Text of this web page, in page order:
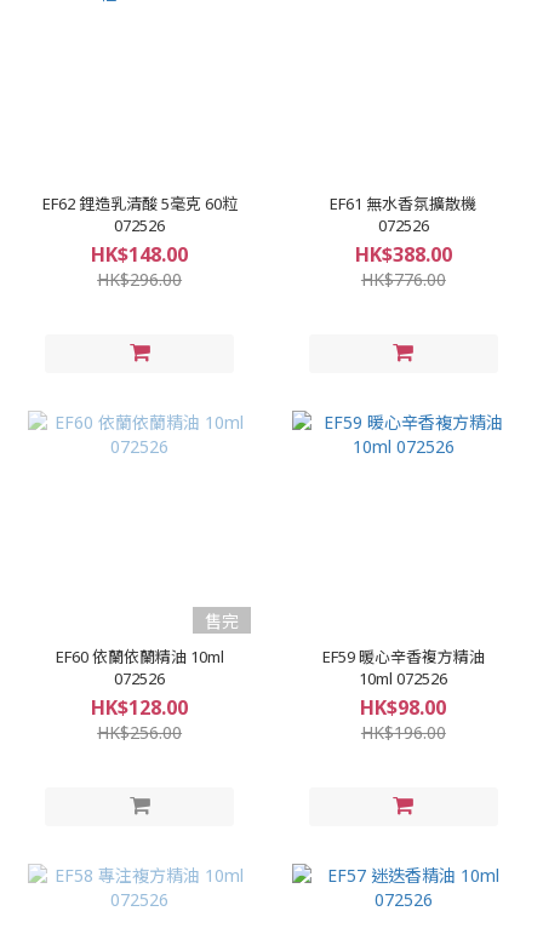
EF62 鋰造乳清酸 5毫克 60粒
072526
HK$148.00
HK$296.00
EF61 無水香氛擴散機
072526
HK$388.00
HK$776.00
售完
EF60 依蘭依蘭精油 10ml
072526
HK$128.00
HK$256.00
EF59 暖心辛香複方精油
10ml 072526
HK$98.00
HK$196.00